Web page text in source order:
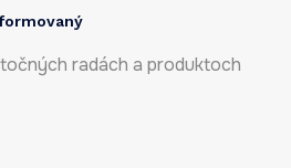
radách a produktoch